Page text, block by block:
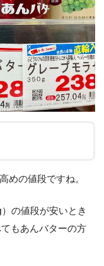
めの値段ですね。
の値段が安いとき
もあんバターの方